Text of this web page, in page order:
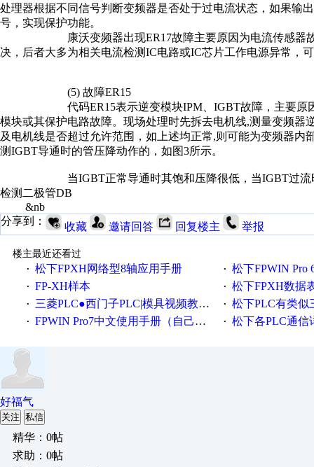
处理器根据不同信号判断变频器是否处于过电流状态，如果输
号，实现保护功能。
康沃变频器出现ER17故障主要原因为电流传感器故障
决，后者大多为相关电流检测IC电路或IC芯片工作电源异常，
(5) 故障ER15
代码ER15表示逆变模块IPM、IGBT故障，主要原因为
模块或其保护电路故障。现场处理时先拆去电机线,测量变频
及电机线是否超过允许范围，如上述均正常,则可能为变频器
测IGBT导通时的管压降动作的，如图3所示。
当IGBT正常导通时其饱和压降很低，当IGBT过流时管
检测二极管DB
&nb
分享到：
收藏 邀请回答 回复楼主 举报
楼主最近还看过
· 松下FPXH网络型8轴应用手册 · 松下FPWIN Pro
· FP-XH样本 · 松下FPXH数据表
· 三菱PLC●西门子PLC|模具视频教程●数控编程●|欧姆龙|AB/松下|视频 · 松下PLC有类似三
· FPWIN Pro7中文使用手册（自己整理的） · 松下各PLC通信
好福气
关注 私信
精华：0帖
求助：0帖